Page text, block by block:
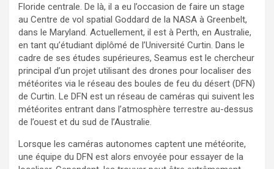
Floride centrale. De là, il a eu l’occasion de faire un stage
au Centre de vol spatial Goddard de la NASA à Greenbelt,
dans le Maryland. Actuellement, il est à Perth, en Australie,
en tant qu’étudiant diplômé de l’Université Curtin. Dans le
cadre de ses études supérieures, Seamus est le chercheur
principal d’un projet utilisant des drones pour localiser des
météorites via le réseau des boules de feu du désert (DFN)
de Curtin. Le DFN est un réseau de caméras qui suivent les
météorites entrant dans l’atmosphère terrestre au-dessus
de l’ouest et du sud de l’Australie.
Lorsque les caméras autonomes captent une météorite,
une équipe du DFN est alors envoyée pour essayer de la